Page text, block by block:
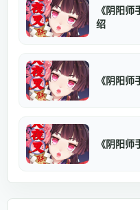
《阴阳
绍
《阴阳
《阴阳